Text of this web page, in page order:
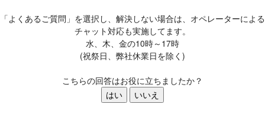
「よくあるご質問」を選択し、解決しない場合は、オペレーターによる
チャット対応も実施してます。
水、木、金の10時～17時
(祝祭日、弊社休業日を除く)
こちらの回答はお役に立ちましたか？
はい
いいえ